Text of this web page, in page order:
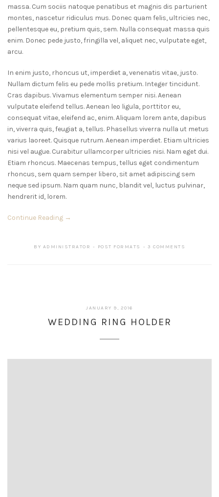
massa. Cum sociis natoque penatibus et magnis dis parturient
montes, nascetur ridiculus mus. Donec quam felis, ultricies nec,
pellentesque eu, pretium quis, sem. Nulla consequat massa quis
enim. Donec pede justo, fringilla vel, aliquet nec, vulputate eget,
arcu.
In enim justo, rhoncus ut, imperdiet a, venenatis vitae, justo.
Nullam dictum felis eu pede mollis pretium. Integer tincidunt.
Cras dapibus. Vivamus elementum semper nisi. Aenean
vulputate eleifend tellus. Aenean leo ligula, porttitor eu,
consequat vitae, eleifend ac, enim. Aliquam lorem ante, dapibus
in, viverra quis, feugiat a, tellus. Phasellus viverra nulla ut metus
varius laoreet. Quisque rutrum. Aenean imperdiet. Etiam ultricies
nisi vel augue. Curabitur ullamcorper ultricies nisi. Nam eget dui.
Etiam rhoncus. Maecenas tempus, tellus eget condimentum
rhoncus, sem quam semper libero, sit amet adipiscing sem
neque sed ipsum. Nam quam nunc, blandit vel, luctus pulvinar,
hendrerit id, lorem.
Continue Reading →
BY ADMINISTRATOR POST FORMATS 3 COMMENTS
JANUARY 9, 2016
WEDDING RING HOLDER